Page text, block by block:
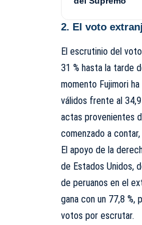
2. El voto
El escrutinio del
31 % hasta la tarde
momento Fujimori
válidos frente al 34,9
actas provenientes
comenzado a
El apoyo de la
de Estados Unidos,
de peruanos en el
gana con un 77,8 %,
votos por escrutar.